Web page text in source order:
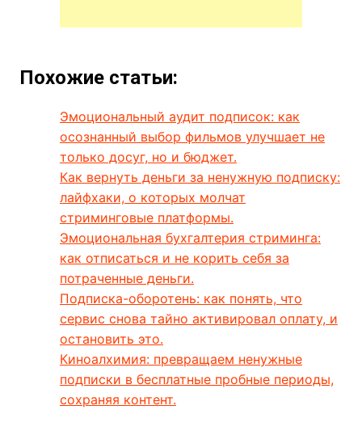
Похожие статьи:
Эмоциональный аудит подписок: как
осознанный выбор фильмов улучшает не
только досуг, но и бюджет.
Как вернуть деньги за ненужную подписку:
лайфхаки, о которых молчат
стриминговые платформы.
Эмоциональная бухгалтерия стриминга:
как отписаться и не корить себя за
потраченные деньги.
Подписка-оборотень: как понять, что
сервис снова тайно активировал оплату, и
остановить это.
Киноалхимия: превращаем ненужные
подписки в бесплатные пробные периоды,
сохраняя контент.